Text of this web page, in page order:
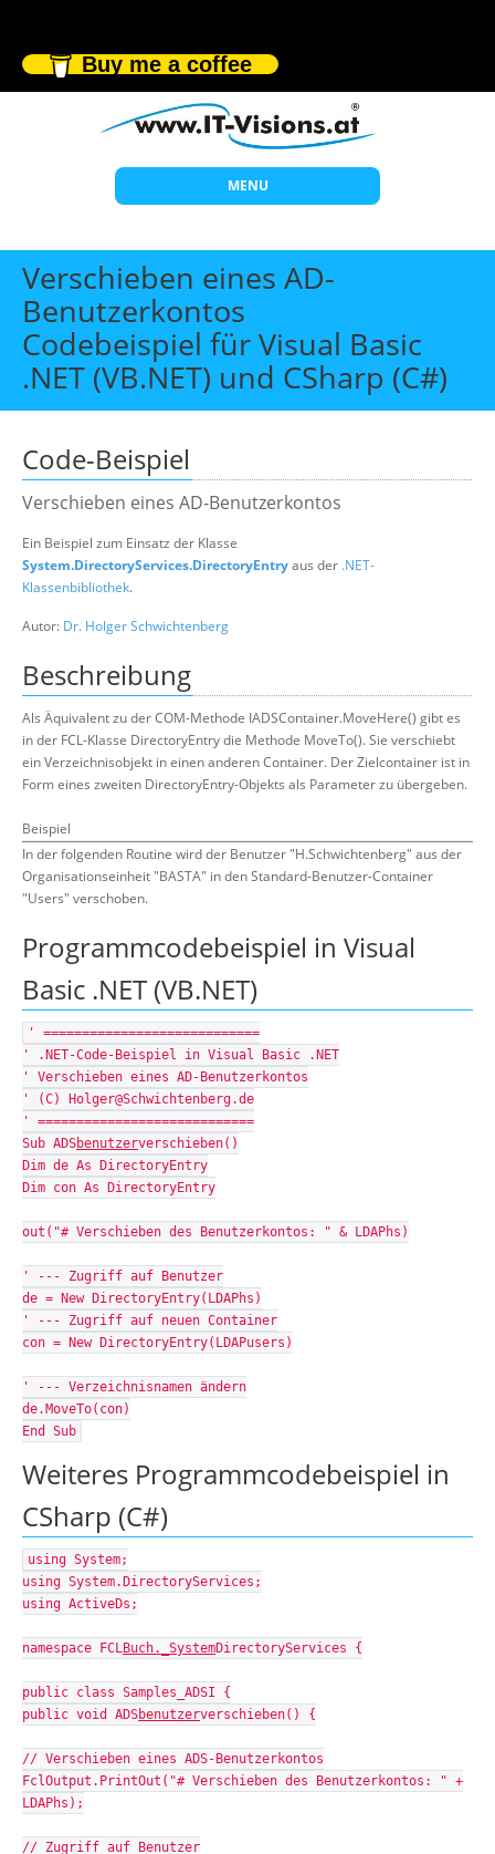
Buy me a coffee
MENU
Start
Themen
Beratung
Individuelle Schulungen
Offene Seminare
Wissen
Über uns
Verschieben eines AD-
Benutzerkontos
Codebeispiel für Visual Basic
.NET (VB.NET) und CSharp (C#)
Code-Beispiel
Verschieben eines AD-Benutzerkontos
Ein Beispiel zum Einsatz der Klasse
System.DirectoryServices.DirectoryEntryaus der .NET-
Klassenbibliothek.
Autor: Dr. Holger Schwichtenberg
Beschreibung
Als Äquivalent zu der COM-Methode IADSContainer.MoveHere() gibt es
in der FCL-Klasse DirectoryEntry die Methode MoveTo(). Sie verschiebt
ein Verzeichnisobjekt in einen anderen Container. Der Zielcontainer ist in
Form eines zweiten DirectoryEntry-Objekts als Parameter zu übergeben.
Beispiel
In der folgenden Routine wird der Benutzer "H.Schwichtenberg" aus der
Organisationseinheit "BASTA" in den Standard-Benutzer-Container
"Users" verschoben.
Programmcodebeispiel in Visual
Basic .NET (VB.NET)
' ============================
' .NET-Code-Beispiel in Visual Basic .NET
' Verschieben eines AD-Benutzerkontos
' (C) Holger@Schwichtenberg.de
' ============================
Sub ADSbenutzerverschieben()
Dim de As DirectoryEntry
Dim con As DirectoryEntry
out("# Verschieben des Benutzerkontos: " & LDAPhs)
' --- Zugriff auf Benutzer
de = New DirectoryEntry(LDAPhs)
' --- Zugriff auf neuen Container
con = New DirectoryEntry(LDAPusers)
' --- Verzeichnisnamen ändern
de.MoveTo(con)
End Sub
Weiteres Programmcodebeispiel in
CSharp (C#)
using System;
using System.DirectoryServices;
using ActiveDs;
namespace FCLBuch._SystemDirectoryServices {
public class Samples_ADSI {
public void ADSbenutzerverschieben() {
// Verschieben eines ADS-Benutzerkontos
FclOutput.PrintOut("# Verschieben des Benutzerkontos: " +
LDAPhs);
// Zugriff auf Benutzer